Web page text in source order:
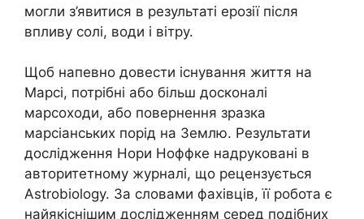
могли з’явитися в результаті ерозії після
впливу солі, води і вітру.
Щоб напевно довести існування життя на
Марсі, потрібні або більш досконалі
марсоходи, або повернення зразка
марсіанських порід на Землю. Результати
дослідження Нори Ноффке надруковані в
авторитетному журналі, що рецензується
Astrobiology. За словами фахівців, її робота є
найякіснішим дослідженням серед подібних